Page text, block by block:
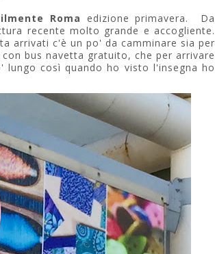
Roma
edizione primavera. Da
recente molto grande e accogliente.
arrivati c'è un po' da camminare sia per
bus navetta gratuito, che per arrivare
così quando ho visto l'insegna ho